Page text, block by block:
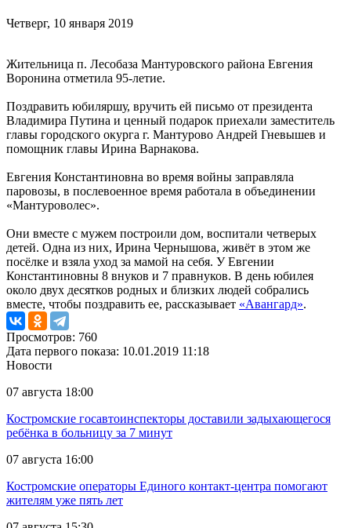
Четверг, 10 января 2019
Жительница п. Лесобаза Мантуровского района Евгения
Воронина отметила 95-летие.
Поздравить юбиляршу, вручить ей письмо от президента
Владимира Путина и ценный подарок приехали заместитель
главы городского окурга г. Мантурово Андрей Гневышев и
помощник главы Ирина Варнакова.
Евгения Константиновна во время войны заправляла
паровозы, в послевоенное время работала в объединении
«Мантуроволес».
Они вместе с мужем построили дом, воспитали четверых
детей. Одна из них, Ирина Чернышова, живёт в этом же
посёлке и взяла уход за мамой на себя. У Евгении
Константиновны 8 внуков и 7 правнуков. В день юбилея
около двух десятков родных и близких людей собрались
вместе, чтобы поздравить ее, рассказывает «Авангард».
Просмотров: 760
Дата первого показа: 10.01.2019 11:18
Новости
07 августа 18:00
Костромские госавтоинспекторы доставили задыхающегося
ребёнка в больницу за 7 минут
07 августа 16:00
Костромские операторы Единого контакт-центра помогают
жителям уже пять лет